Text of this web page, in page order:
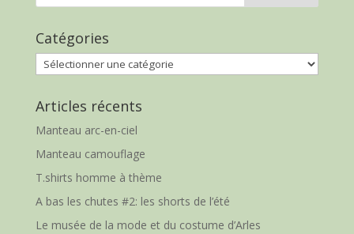
Catégories
Catégories
Articles récents
Manteau arc-en-ciel
Manteau camouflage
T.shirts homme à thème
A bas les chutes #2: les shorts de l’été
Le musée de la mode et du costume d’Arles